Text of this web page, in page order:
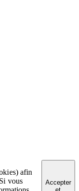
afin
vous
Accepter